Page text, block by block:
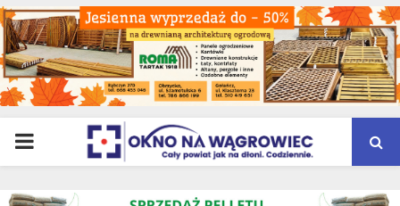
PRIMARY
MENU